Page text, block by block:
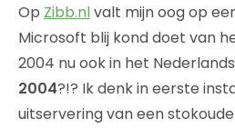
Op Zibb.nlvalt mijn oog op
Microsoft blij kond doet van
2004 nu ook in het
2004?!? Ik denk in eerste
uitservering van een